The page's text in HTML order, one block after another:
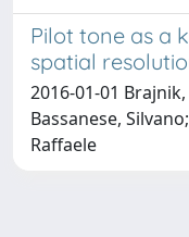
Pilot tone as a
spatial
2016-01-01
Bassanese,
Raffaele